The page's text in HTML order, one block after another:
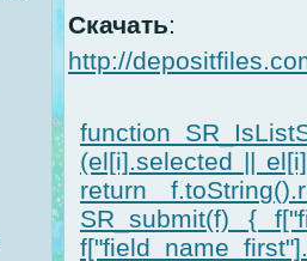
Скачать:
http://
function
(el[i].selected ||
return
SR_submit(f) {